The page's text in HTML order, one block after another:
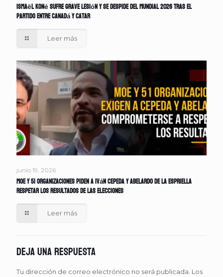
Ismaël Koné sufre grave lesión y se despide del Mundial 2026 tras el
partido entre Canadá y Catar
Leer más
junio 19, 2026
MOE y 51 organizaciones piden a Iván Cepeda y Abelardo de la Espriella
respetar los resultados de las elecciones
Leer más
Deja una respuesta
Tu dirección de correo electrónico no será publicada. Los